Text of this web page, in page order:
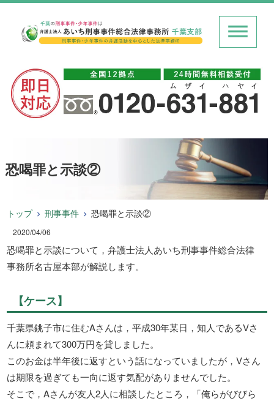
恐喝罪と示談②
トップ 刑事事件 恐喝罪と示談②
2020/04/06
恐喝罪と示談について，弁護士法人あいち刑事事件総合法律
事務所名古屋本部が解説します。
【ケース】
千葉県銚子市に住むAさんは，平成30年某日，知人であるVさ
んに頼まれて300万円を貸しました。
このお金は半年後に返すという話になっていましたが，Vさん
は期限を過ぎても一向に返す気配がありませんでした。
そこで，Aさんが友人2人に相談したところ，「俺らがびびら